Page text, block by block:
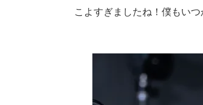
こよすぎましたね！僕もい